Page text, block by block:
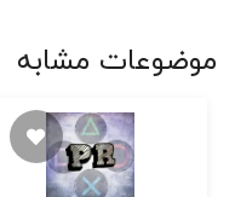
موضوعات مشابه